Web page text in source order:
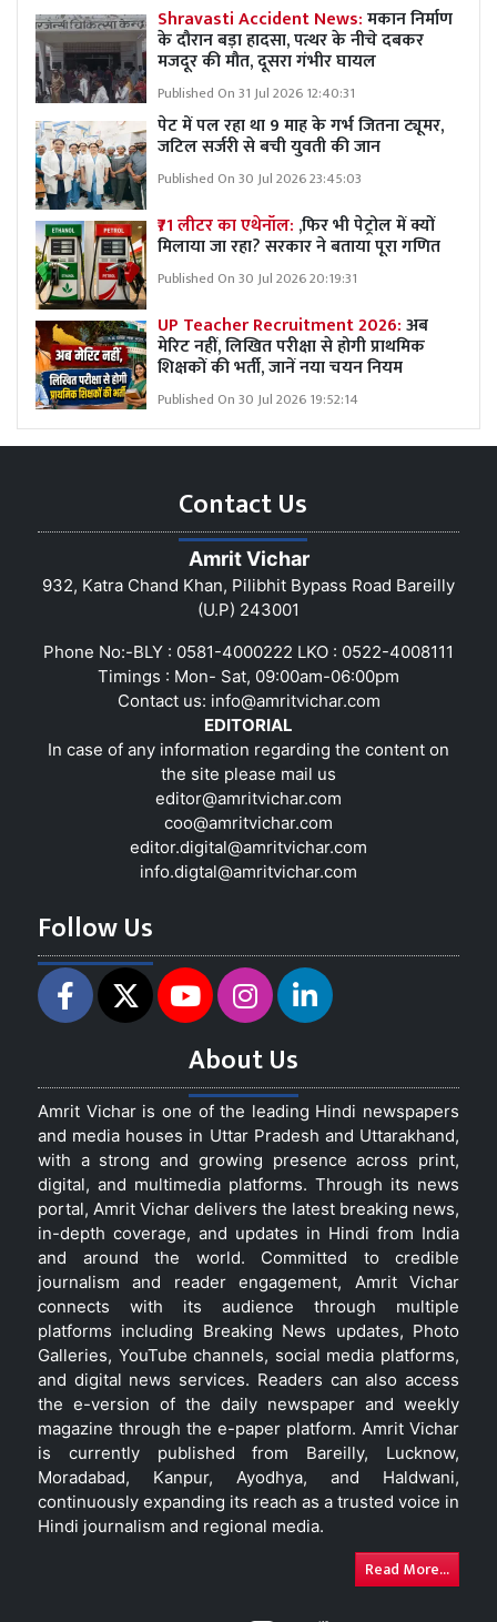
Shravasti Accident News:मकान निर्माण
के दौरान बड़ा हादसा, पत्थर के नीचे दबकर
मजदूर की मौत, दूसरा गंभीर घायल
Published On 31 Jul 2026 12:40:31
पेट में पल रहा था 9 माह के गर्भ जितना ट्यूमर,
जटिल सर्जरी से बची युवती की जान
Published On 30 Jul 2026 23:45:03
₹71 लीटर का एथेनॉल: ,फिर भी पेट्रोल में क्यों
मिलाया जा रहा? सरकार ने बताया पूरा गणित
Published On 30 Jul 2026 20:19:31
UP Teacher Recruitment 2026:अब
मेरिट नहीं, लिखित परीक्षा से होगी प्राथमिक
शिक्षकों की भर्ती, जानें नया चयन नियम
Published On 30 Jul 2026 19:52:14
Contact Us
Amrit Vichar
932, Katra Chand Khan, Pilibhit Bypass Road Bareilly
(U.P) 243001
Phone No:-BLY : 0581-4000222 LKO : 0522-4008111
Timings : Mon- Sat, 09:00am-06:00pm
Contact us: info@amritvichar.com
EDITORIAL
In case of any information regarding the content on
the site please mail us
editor@amritvichar.com
coo@amritvichar.com
editor.digital@amritvichar.com
info.digtal@amritvichar.com
Follow Us
About Us
Amrit Vichar is one of the leading Hindi newspapers
and media houses in Uttar Pradesh and Uttarakhand,
with a strong and growing presence across print,
digital, and multimedia platforms. Through its news
portal, Amrit Vichar delivers the latest breaking news,
in-depth coverage, and updates in Hindi from India
and around the world. Committed to credible
journalism and reader engagement, Amrit Vichar
connects with its audience through multiple
platforms including Breaking News updates, Photo
Galleries, YouTube channels, social media platforms,
and digital news services. Readers can also access
the e-version of the daily newspaper and weekly
magazine through the e-paper platform. Amrit Vichar
is currently published from Bareilly, Lucknow,
Moradabad, Kanpur, Ayodhya, and Haldwani,
continuously expanding its reach as a trusted voice in
Hindi journalism and regional media.
Read More...